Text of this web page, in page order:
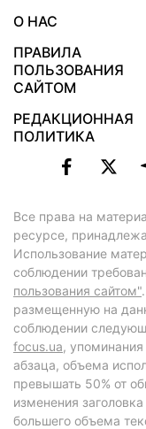
О НАС
ПРАВИЛА
ПОЛЬЗОВАНИЯ
САЙТОМ
РЕДАКЦИОННАЯ
ПОЛИТИКА
Все права на
ресурсе,
Использование
соблюдении
пользования сайтом"
размещенную на
соблюдении
focus.ua,
абзаца, объема
превышать 50% от
изменения
большего объема